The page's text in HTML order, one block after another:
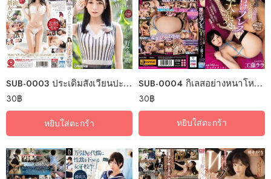
SUB-0003 ประเดิมสังเวียนปะทะเซียนเสมอหู
30฿
หยิบใส่ตะกร้า
SUB-0004 กิเลสอย่างหนาโหยหาแกงแบง
30฿
หยิบใส่ตะกร้า